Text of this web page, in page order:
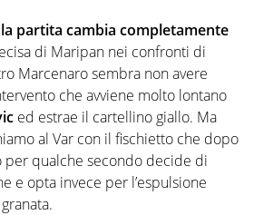
partita cambia completamente
di Maripan nei confronti di
Marcenaro sembra non avere
che avviene molto lontano
ed estrae il cartellino giallo. Ma
al Var con il fischietto che dopo
per qualche secondo decide di
e opta invece per l’espulsione